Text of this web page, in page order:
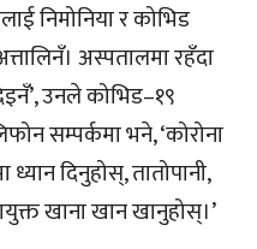
निमोनिया र कोभिड
अस्पतालमा रहँदा
उनले कोभिड–१९
सम्पर्कमा भने, ‘कोरोना
दिनुहोस्, तातोपानी,
खाना खान खानुहोस्।’